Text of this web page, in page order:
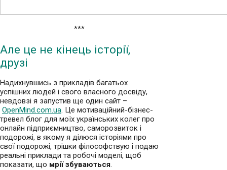
***
Але це не кінець історії,
друзі
Надихнувшись з прикладів багатьох
успішних людей і свого власного досвіду,
невдовзі я запустив ще один сайт –
OpenMind.com.ua. Це мотиваційний-бізнес-
тревел блог для моїх українських колег про
онлайн підприємництво, саморозвиток і
подорожі, в якому я ділюся історіями про
свої подорожі, трішки філософствую і подаю
реальні приклади та робочі моделі, щоб
показати, що мрії збуваються.